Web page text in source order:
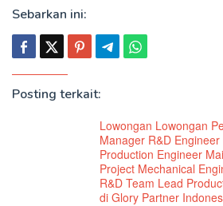
Sebarkan ini:
Posting terkait:
Lowongan Lowongan
Manager R&D
Production Engineer
Project Mechanical
R&D Team Lead
di Glory Partner